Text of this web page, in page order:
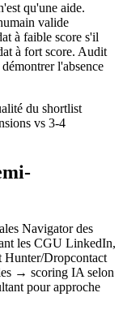
qu'une aide.
valide
à faible score s'il
à fort score. Audit
l'absence
du shortlist
vs 3-4
Navigator des
les CGU LinkedIn,
Hunter/Dropcontact
→ scoring IA selon
pour approche